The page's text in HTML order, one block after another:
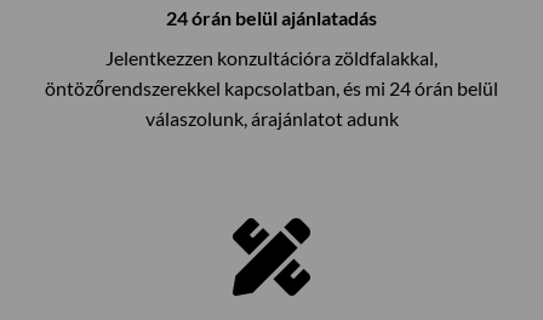
24 órán belül ajánlatadás
Jelentkezzen konzultációra zöldfalakkal,
öntözőrendszerekkel kapcsolatban, és mi 24 órán belül
válaszolunk, árajánlatot adunk